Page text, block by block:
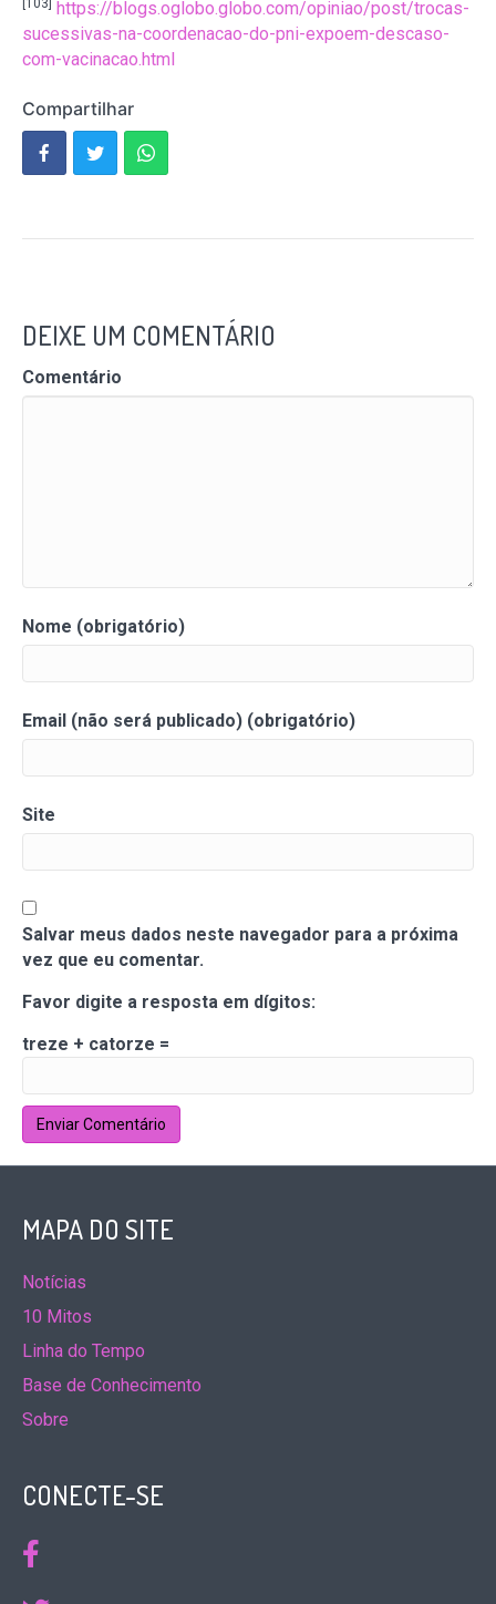
https://blogs.oglobo.globo.com/opiniao/post/trocas-
sucessivas-na-coordenacao-do-pni-expoem-descaso-
com-vacinacao.html
Compartilhar
DEIXE UM COMENTÁRIO
Comentário
Nome (obrigatório)
Email (não será publicado) (obrigatório)
Site
Salvar meus dados neste navegador para a próxima
vez que eu comentar.
Favor digite a resposta em dígitos:
treze + catorze =
MAPA DO SITE
Notícias
10 Mitos
Linha do Tempo
Base de Conhecimento
Sobre
CONECTE-SE